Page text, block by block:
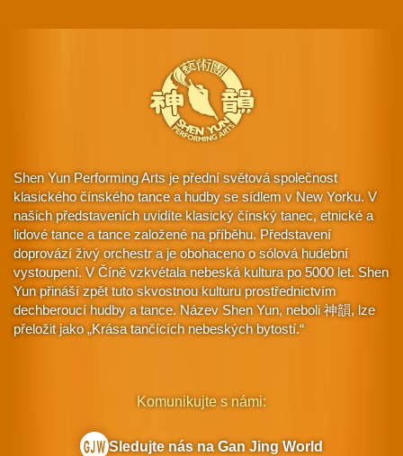
Shen Yun Performing Arts je přední světová společnost
klasického čínského tance a hudby se sídlem v New Yorku. V
našich představeních uvidíte klasický čínský tanec, etnické a
lidové tance a tance založené na příběhu. Představení
doprovází živý orchestr a je obohaceno o sólová hudební
vystoupení. V Číně vzkvétala nebeská kultura po 5000 let. Shen
Yun přináší zpět tuto skvostnou kulturu prostřednictvím
dechberoucí hudby a tance. Název Shen Yun, neboli 神韻, lze
přeložit jako „Krása tančících nebeských bytostí.“
Komunikujte s námi:
Sledujte nás na Gan Jing World